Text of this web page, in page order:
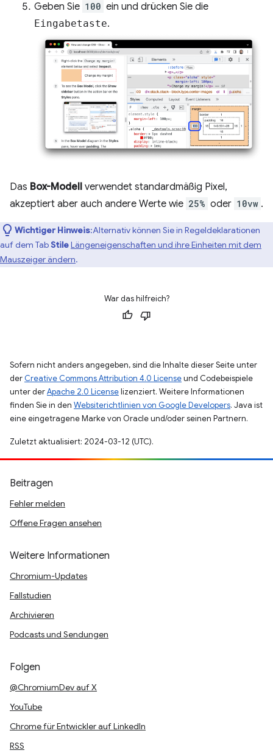
Geben Sie 100 ein und drücken Sie die
Eingabetaste.
Das Box-Modell verwendet standardmäßig Pixel,
akzeptiert aber auch andere Werte wie 25% oder 10vw .
Wichtiger Hinweis:Alternativ können Sie in Regeldeklarationen
auf dem TabStileLängeneigenschaften und ihre Einheiten mit dem
Mauszeiger ändern.
War das hilfreich?
Sofern nicht anders angegeben, sind die Inhalte dieser Seite unter
der Creative Commons Attribution 4.0 Licenseund Codebeispiele
unter derApache 2.0 Licenselizenziert. Weitere Informationen
finden Sie in den Websiterichtlinien von Google Developers. Java ist
eine eingetragene Marke von Oracle und/oder seinen Partnern.
Zuletzt aktualisiert: 2024-03-12 (UTC).
Beitragen
Fehler melden
Offene Fragen ansehen
Weitere Informationen
Chromium-Updates
Fallstudien
Archivieren
Podcasts und Sendungen
Folgen
@ChromiumDev auf X
YouTube
Chrome für Entwickler auf LinkedIn
RSS